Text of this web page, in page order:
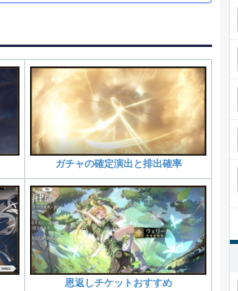
ガチャの確定演出と排出確率
恩返しチケットおすすめ